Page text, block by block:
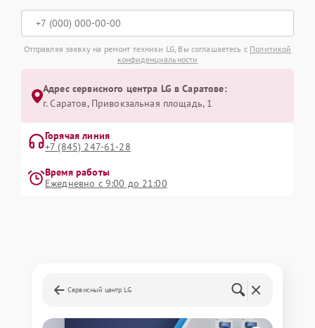
Отправляя заявку на ремонт техники LG, Вы соглашаетесь с Политикой
конфиденциальности
Адрес сервисного центра LG в Саратове:
г. Саратов, Привокзальная площадь, 1
Горячая линия
+7 (845) 247-61-28
Время работы
Ежедневно с 9:00 до 21:00
Сервисный центр LG